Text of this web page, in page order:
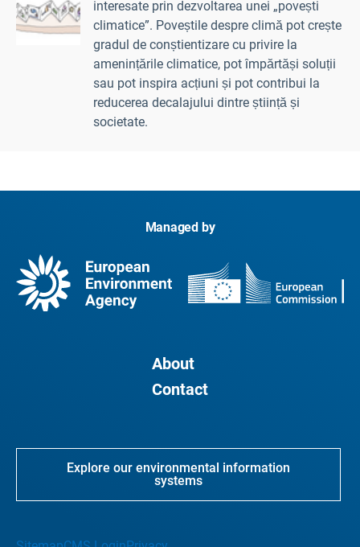
interesate prin dezvoltarea unei „povești
climatice”. Poveștile despre climă pot crește
gradul de conștientizare cu privire la
amenințările climatice, pot împărtăși soluții
sau pot inspira acțiuni și pot contribui la
reducerea decalajului dintre știință și
societate.
Managed by
About
Contact
Explore our environmental information
systems